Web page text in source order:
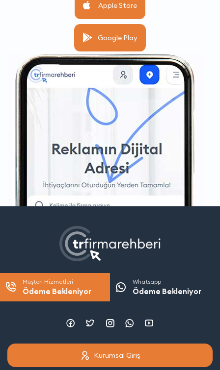
Apple Store
Google Play
Müşteri Hizmetleri
Ödeme Bekleniyor
Whatsapp
Ödeme Bekleniyor
Kurumsal Giriş